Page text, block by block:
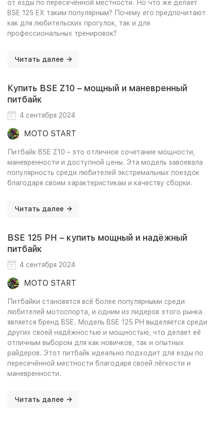
от езды по пересечённой местности. Но что же делает
BSE 125 EX таким популярным? Почему его предпочитают
как для любительских прогулок, так и для
профессиональных тренировок?
Читать далее
Купить BSE Z10 – мощный и маневренный
питбайк
4 сентября 2024
MOTO START
Питбайк BSE Z10 – это отличное сочетание мощности,
маневренности и доступной цены. Эта модель завоевала
популярность среди любителей экстремальных поездок
благодаря своим характеристикам и качеству сборки.
Читать далее
BSE 125 PH – купить мощный и надёжный
питбайк
4 сентября 2024
MOTO START
Питбайки становятся всё более популярными среди
любителей мотоспорта, и одним из лидеров этого рынка
является бренд BSE. Модель BSE 125 PH выделяется среди
других своей надёжностью и мощностью, что делает её
отличным выбором для как новичков, так и опытных
райдеров. Этот питбайк идеально подходит для езды по
пересечённой местности благодаря своей лёгкости и
маневренности.
Читать далее